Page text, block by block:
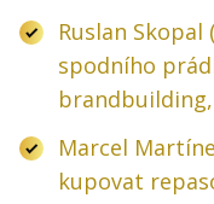
Ruslan
spodního
Marcel
kupovat